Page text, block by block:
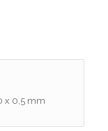
x 0,5 mm